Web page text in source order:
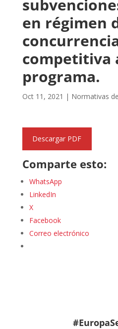
en régimen
competitiva
programa.
Oct 11, 2021 | Normativas
Descargar PDF
Comparte esto:
WhatsApp
LinkedIn
X
Facebook
Correo electrónico